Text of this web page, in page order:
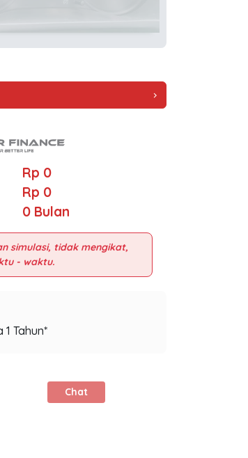
chevron_right
Rp 0
Rp 0
0Bulan
simulasi, tidak mengikat,
Tahun*
Chat